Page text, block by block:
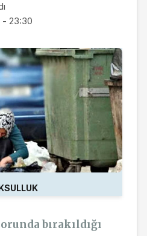
- 23:30
bırakıldığı